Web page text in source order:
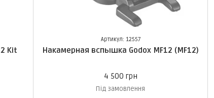
Kit
Артикул: 12557
Накамерная вспышка Godox MF12 (MF12)
4 500 грн
Під замовлення